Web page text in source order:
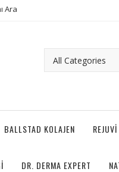
Ara
BALLSTAD KOLAJEN REJUVI
DR. DERMA EXPERT